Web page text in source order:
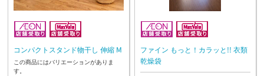
コンパクトスタンド物干し 伸縮 M
この商品にはバリエーションがありま
す。
ファイン もっと！カラッと!! 衣類
乾燥袋